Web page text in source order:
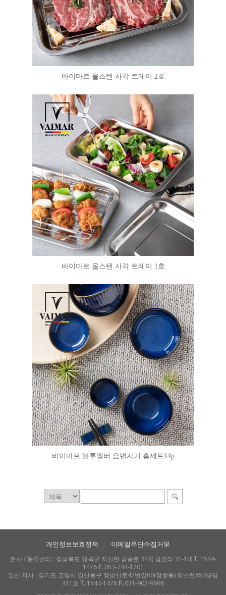
바이마르 올스텐 사각 트레이 2호
바이마르 올스텐 사각 트레이 1호
바이마르 블루엠버 요변자기 홈세트14p
개인정보보호정책 l 이메일무단수집거부
본사 / 물류센터 : 경상북도 칠곡군 지천면 금송로 343( 금호리 31-10)T.1544-
1476 F.053-744-1701
일산 지사 : 경기도 고양시 일산동구 정발산로42번길60(장항동) 웨스턴853빌딩
311호 T. 1544-1476 F. 031-902-9696